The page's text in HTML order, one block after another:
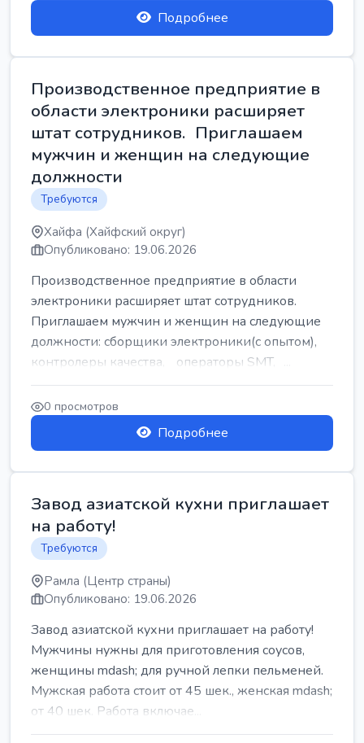
Подробнее
Производственное предприятие в
области электроники расширяет
штат сотрудников. Приглашаем
мужчин и женщин на следующие
должности
Требуются
Хайфа (Хайфский округ)
Опубликовано: 19.06.2026
Производственное предприятие в области
электроники расширяет штат сотрудников.
Приглашаем мужчин и женщин на следующие
должности: сборщики электроники(с опытом),
контролеры качества, операторы SMT, ...
0 просмотров
Подробнее
Завод азиатской кухни приглашает
на работу!
Требуются
Рамла (Центр страны)
Опубликовано: 19.06.2026
Завод азиатской кухни приглашает на работу!
Мужчины нужны для приготовления соусов,
женщины mdash; для ручной лепки пельменей.
Мужская работа стоит от 45 шек., женская mdash;
от 40 шек. Работа включае...